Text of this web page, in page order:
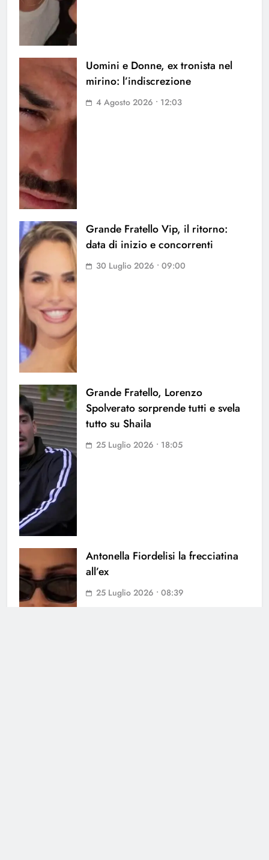
Uomini e Donne, ex tronista nel
mirino: l’indiscrezione
4 Agosto 2026 • 12:03
Grande Fratello Vip, il ritorno:
data di inizio e concorrenti
30 Luglio 2026 • 09:00
Grande Fratello, Lorenzo
Spolverato sorprende tutti e svela
tutto su Shaila
25 Luglio 2026 • 18:05
Antonella Fiordelisi la frecciatina
all’ex
25 Luglio 2026 • 08:39